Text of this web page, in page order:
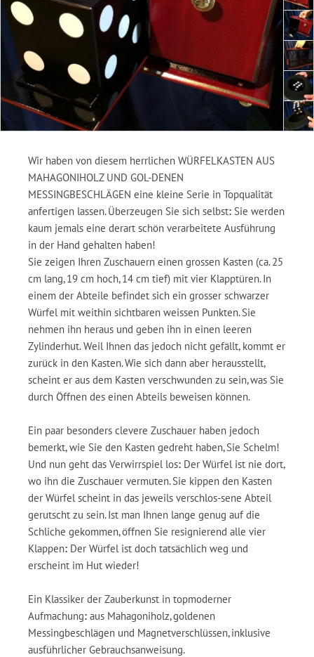
Wir haben von diesem herrlichen WÜRFELKASTEN AUS
MAHAGONIHOLZ UND GOL-DENEN
MESSINGBESCHLÄGEN eine kleine Serie in Topqualität
anfertigen lassen. Überzeugen Sie sich selbst: Sie werden
kaum jemals eine derart schön verarbeitete Ausführung
in der Hand gehalten haben!
Sie zeigen Ihren Zuschauern einen grossen Kasten (ca. 25
cm lang, 19 cm hoch, 14 cm tief) mit vier Klapptüren. In
einem der Abteile befindet sich ein grosser schwarzer
Würfel mit weithin sichtbaren weissen Punkten. Sie
nehmen ihn heraus und geben ihn in einen leeren
Zylinderhut. Weil Ihnen das jedoch nicht gefällt, kommt er
zurück in den Kasten. Wie sich dann aber herausstellt,
scheint er aus dem Kasten verschwunden zu sein, was Sie
durch Öffnen des einen Abteils beweisen können.
Ein paar besonders clevere Zuschauer haben jedoch
bemerkt, wie Sie den Kasten gedreht haben, Sie Schelm!
Und nun geht das Verwirrspiel los: Der Würfel ist nie dort,
wo ihn die Zuschauer vermuten. Sie kippen den Kasten
der Würfel scheint in das jeweils verschlos-sene Abteil
gerutscht zu sein. Ist man Ihnen lange genug auf die
Schliche gekommen, öffnen Sie resignierend alle vier
Klappen: Der Würfel ist doch tatsächlich weg und
erscheint im Hut wieder!
Ein Klassiker der Zauberkunst in topmoderner
Aufmachung: aus Mahagoniholz, goldenen
Messingbeschlägen und Magnetverschlüssen, inklusive
ausführlicher Gebrauchsanweisung.